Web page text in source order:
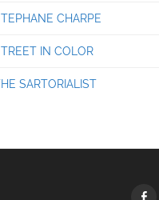
CHARPE
IN COLOR
SARTORIALIST